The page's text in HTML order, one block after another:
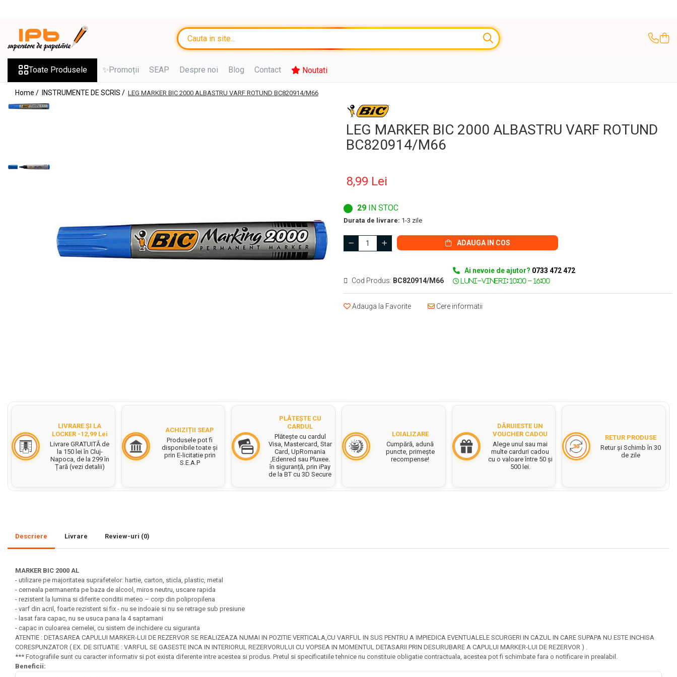
Toate Produsele
Ghiozdane, Rucsacuri, Trolere
Penare, Etuiuri, Necessaire
Saci de sport, Borsete
Caiete de Calitate
Cerneala Stilouri, Patroane
Creioane colorate
Acuarele
Acuarele Tempera la bucata
Set acuarele tempera
Pensule scolare bucata
Pensule scolare set
Lipiciuri
Foarfece pentru copii
Hartie si carton colorate
Hartie Creponata, Hartie
Glasata
Toate Produsele ✨Promoții SEAP Despre noi Blog Contact Noutati
Home / INSTRUMENTE DE SCRIS / LEG MARKER BIC 2000 ALBASTRU VARF ROTUND BC820914/M66
LEG MARKER BIC 2000 ALBASTRU VARF ROTUND
BC820914/M66
8,99 Lei
29 IN STOC
Durata de livrare: 1-3 zile
ADAUGA IN COS
Cod Produs: BC820914/M66
Ai nevoie de ajutor? 0733 472 472
Adauga la Favorite Cere informatii
LIVRARE ȘI LA
LOCKER -12,99 Lei
Livrare GRATUITĂ de
la 150 lei în Cluj-
Napoca, de la 299 în
Țară (vezi detalii)
ACHIZIȚII SEAP
Produsele pot fi
disponibile toate și
prin E-licitatie prin
S.E.A.P
PLĂTEȘTE CU
CARDUL
Plătește cu cardul
Visa, Mastercard, Star
Card, UpRomania
,Edenred sau Pluxee.
în siguranță, prin iPay
de la BT cu 3D Secure
LOIALIZARE
Cumpără, adună
puncte, primește
recompense!
DĂRUIESTE UN
VOUCHER CADOU
Alege unul sau mai
multe carduri cadou
cu o valoare între 50 și
500 lei.
RETUR PRODUSE
Retur și Schimb în 30
de zile
Descriere Livrare Review-uri (0)
MARKER BIC 2000 AL
- utilizare pe majoritatea suprafetelor: hartie, carton, sticla, plastic, metal
- cerneala permanenta pe baza de alcool, miros neutru, uscare rapida
- rezistent la lumina si diferite conditii meteo – corp din polipropilena
- varf din acril, foarte rezistent si fix - nu se indoaie si nu se retrage sub presiune
- lasat fara capac, nu se usuca pana la 4 saptamani
- capac in culoarea cernelei, cu sistem de inchidere cu siguranta
ATENTIE : DETASAREA CAPULUI MARKER-LUI DE REZERVOR SE REALIZEAZA NUMAI IN POZITIE VERTICALA,CU VARFUL IN SUS PENTRU A IMPIEDICA EVENTUALELE SCURGERI IN CAZUL IN CARE SUPAPA NU ESTE INCHISA
CORESPUNZATOR ( EX. DE SITUATIE : VARFUL SE GASESTE INCA IN INTERIORUL REZERVORULUI CU VOPSEA IN MOMENTUL DETASARII PRIN DESURUBARE A CAPULUI MARKER-LUI DE REZERVOR ) .
*** Fotografiile sunt cu caracter informativ si pot exista diferente intre acestea si produs. Pretul si specificatiile tehnice nu constituie obligatie contractuala, acestea pot fi schimbate fara o notificare in prealabil.
Beneficii: